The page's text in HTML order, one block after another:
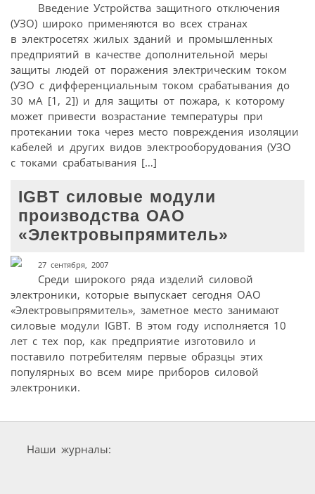
Введение Устройства защитного отключения
(УЗО) широко применяются во всех странах
в электросетях жилых зданий и промышленных
предприятий в качестве дополнительной меры
защиты людей от поражения электрическим током
(УЗО с дифференциальным током срабатывания до
30 мА [1, 2]) и для защиты от пожара, к которому
может привести возрастание температуры при
протекании тока через место повреждения изоляции
кабелей и других видов электрооборудования (УЗО
с токами срабатывания […]
IGBT силовые модули
производства ОАО
«Электровыпрямитель»
27 сентября, 2007
Среди широкого ряда изделий силовой
электроники, которые выпускает сегодня ОАО
«Электровыпрямитель», заметное место занимают
силовые модули IGBT. В этом году исполняется 10
лет с тех пор, как предприятие изготовило и
поставило потребителям первые образцы этих
популярных во всем мире приборов силовой
электроники.
Наши журналы: